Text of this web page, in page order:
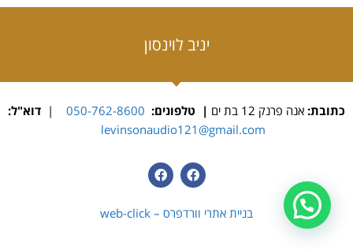
יניב לוינסון
כתובת: אנה פרנק 12 בת ים | טלפונים: 050-762-8600
| דוא"ל:
levinsonaudio121@gmail.com
בניית אתרי וורדפרס – web-click